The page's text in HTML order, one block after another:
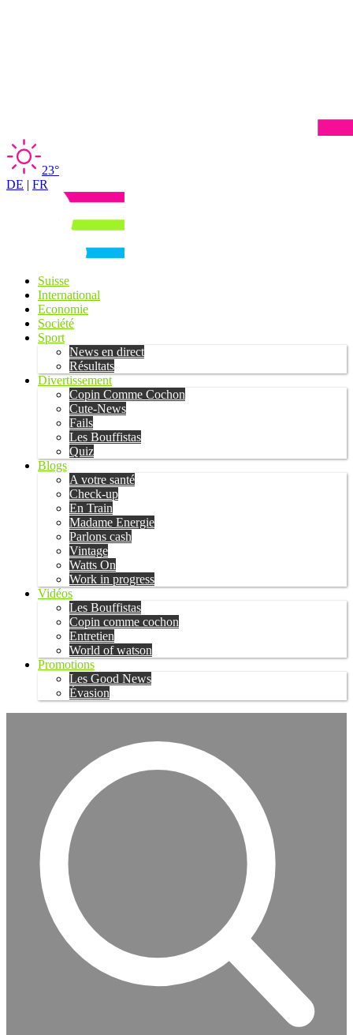
23°
DE | FR
Suisse
International
Economie
Société
Sport
News en direct
Résultats
Divertissement
Copin Comme Cochon
Cute-News
Fails
Les Bouffistas
Quiz
Blogs
A votre santé
Check-up
En Train
Madame Energie
Parlons cash
Vintage
Watts On
Work in progress
Vidéos
Les Bouffistas
Copin comme cochon
Entretien
World of watson
Promotions
Les Good News
Évasion